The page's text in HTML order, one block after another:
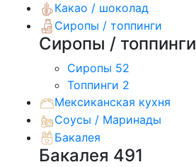
Какао / шоколад
Сиропы / топпинги
Сиропы / топпинги
Сиропы 52
Топпинги 2
Мексиканская кухня
Соусы / Маринады
Бакалея
Бакалея 491